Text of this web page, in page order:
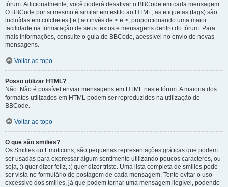
fórum. Adicionalmente, você poderá desativar o BBCode em cada mensagem.
O BBCode por si mesmo é similar em estilo ao HTML, as etiquetas (tags) são
incluídas em colchetes [ e ] ao invés de < e >, proporcionando uma maior
facilidade na formatação de seus textos e mensagens dentro do fórum. Para
mais informações, consulte o guia de BBCode, acessível no envio de novas
mensagens.
Voltar ao topo
Posso utilizar HTML?
Não. Não é possível enviar mensagens em HTML neste fórum. A maioria dos
formatos utilizados em HTML podem ser reproduzidos na utilização de
BBCode.
Voltar ao topo
O que são smilies?
Os Smilies ou Emoticons, são pequenas representações gráficas que podem
ser usadas para expressar algum sentimento utilizando poucos caracteres, ou
seja, :) quer dizer feliz, :( quer dizer triste. Uma lista completa de smilies pode
ser vista no formulário de postagem de cada mensagem. Tente evitar o uso
excessivo dos smilies, já que podem tornar uma mensagem ilegível, podendo